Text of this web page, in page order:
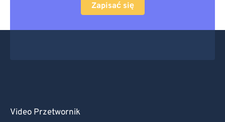
Zapisać się
Video Przetwornik